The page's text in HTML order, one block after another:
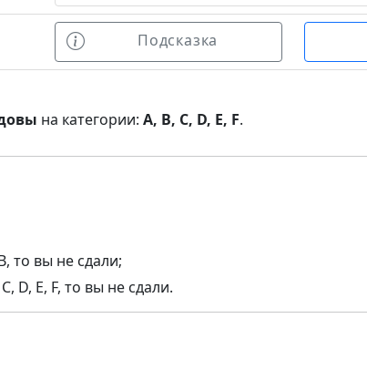
Подсказка
на категории:A, B, C, D, E, F.
то вы не сдали;
D, E, F, то вы не сдали.